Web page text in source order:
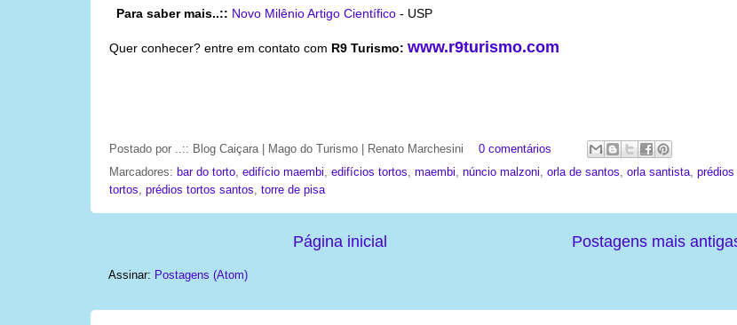
Para saber mais..:: Novo MilênioArtigo Científico - USP
Quer conhecer? entre em contato com R9 Turismo: www.r9turismo.com
Postado por ..:: Blog Caiçara | Mago do Turismo | Renato Marchesini
0 comentários
Marcadores: bar do torto, edifício maembi, edifícios tortos, maembi, núncio malzoni, orla de santos, orla santista, prédios
tortos, prédios tortos santos, torre de pisa
Postagens mais
Página inicial
Assinar: Postagens (Atom)